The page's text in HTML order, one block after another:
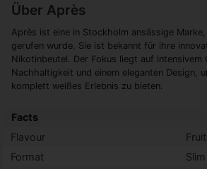
Über Après
Après ist eine in Stockholm ansässige
gerufen wurde. Sie ist bekannt für ihre
Nikotinbeutel. Der Fokus liegt auf intensivem
Nachhaltigkeit und einem eleganten Design,
komplett weißes Erlebnis zu bieten.
Facts
Flavour
Fruit
Format
Slim